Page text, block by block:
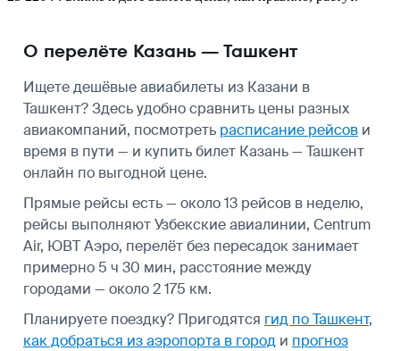
О перелёте Казань — Ташкент
Ищете дешёвые авиабилеты из Казани в
Ташкент? Здесь удобно сравнить цены разных
авиакомпаний, посмотреть расписание рейсов и
время в пути — и купить билет Казань — Ташкент
онлайн по выгодной цене.
Прямые рейсы есть — около 13 рейсов в неделю,
рейсы выполняют Узбекские авиалинии, Centrum
Air, ЮВТ Аэро, перелёт без пересадок занимает
примерно 5 ч 30 мин, расстояние между
городами — около 2 175 км.
Планируете поездку? Пригодятся гид по Ташкент,
как добраться из аэропорта в город и прогноз